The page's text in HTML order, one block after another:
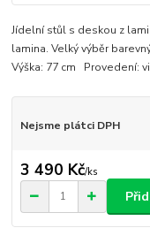
Jídelní stůl s deskou z
lamina. Velký výběr
Výška: 77 cm Provedení:
Nejsme plátci DPH
3 490 Kč/ks